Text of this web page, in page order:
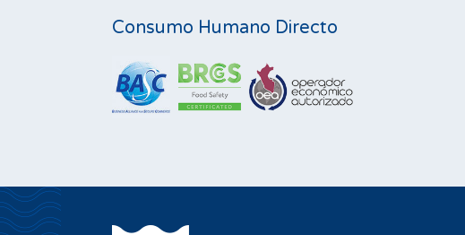
Consumo Humano Directo